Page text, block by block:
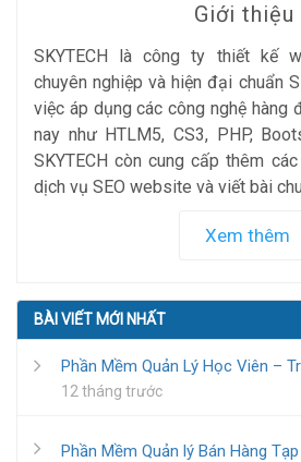
Giới thiệu
SKYTECH là công ty thiết kế
chuyên nghiệp và hiện đại chuẩn
việc áp dụng các công nghệ hàng
nay như HTLM5, CS3, PHP,
SKYTECH còn cung cấp thêm
dịch vụ SEO website và viết bài
Xem thêm
BÀI VIẾT MỚI NHẤT
Phần Mềm Quản Lý Học Viên –
12 tháng trước
Phần Mềm Quản lý Bán Hàng